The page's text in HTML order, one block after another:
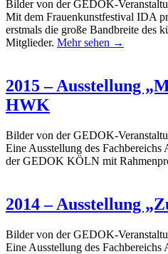
Bilder von der GEDOK-
Mit dem Frauenkunstfestival IDA
erstmals die große Bandbreite des
Mitglieder. Mehr sehen →
2015 – Ausstellung
HWK
Bilder von der GEDOK-
Eine Ausstellung des
der GEDOK KÖLN mit
2014 – Ausstellung
Bilder von der GEDOK-
Eine Ausstellung des